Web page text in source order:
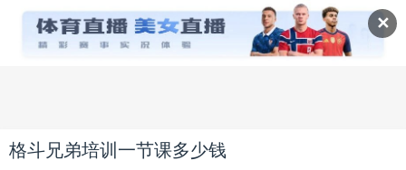
✕
格斗兄弟培训一节课多少钱